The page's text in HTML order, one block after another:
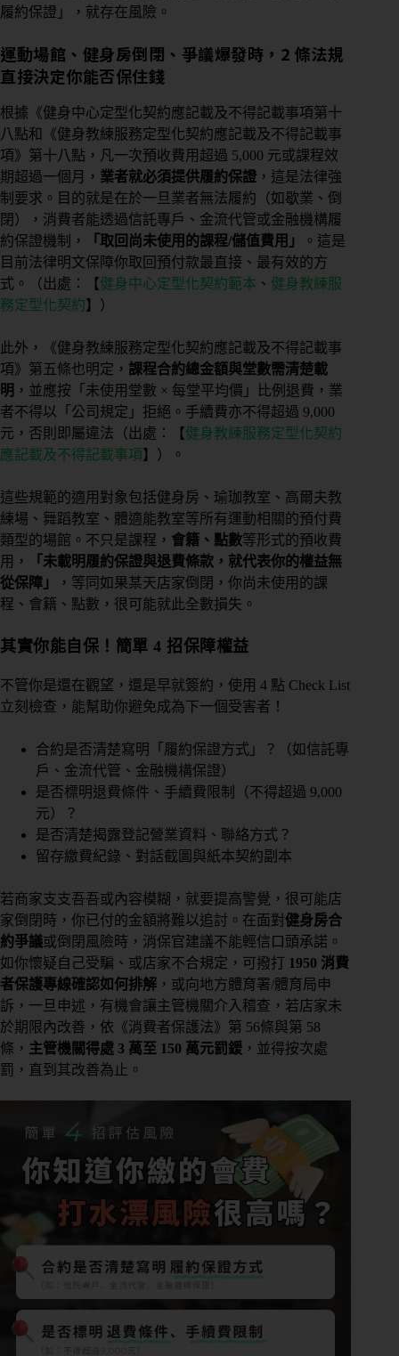
履約保證」，就存在風險。
運動場館、健身房倒閉、爭議爆發時，2 條法規
直接決定你能否保住錢
根據《健身中心定型化契約應記載及不得記載事項第十
八點和《健身教練服務定型化契約應記載及不得記載事
項》第十八點，凡一次預收費用超過 5,000 元或課程效
期超過一個月， 業者就必須提供履約保證 ，這是法律強
制要求。目的就是在於一旦業者無法履約（如歇業、倒
閉），消費者能透過信託專戶、金流代管或金融機構履
約保證機制，
「取回尚未使用的課程/儲值費用」
。這是
目前法律明文保障你取回預付款最直接、最有效的方
式。（出處：【健身中心定型化契約範本 、 健身教練服
務定型化契約】）
此外，《健身教練服務定型化契約應記載及不得記載事
項》第五條也明定， 課程合約總金額與堂數需清楚載
明 ，並應按「未使用堂數 × 每堂平均價」比例退費，業
者不得以「公司規定」拒絕。手續費亦不得超過 9,000
元，否則即屬違法（出處：【健身教練服務定型化契約
應記載及不得記載事項】）。
這些規範的適用對象包括健身房、瑜珈教室、高爾夫教
練場、舞蹈教室、體適能教室等所有運動相關的預付費
類型的場館。不只是課程， 會籍、點數等形式的預收費
用，
「未載明履約保證與退費條款，就代表你的權益無
從保障」
，等同如果某天店家倒閉，你尚未使用的課
程、會籍、點數，很可能就此全數損失。
其實你能自保！簡單 4 招保障權益
不管你是還在觀望，還是早就簽約，使用 4 點 Check List
立刻檢查，能幫助你避免成為下一個受害者！
合約是否清楚寫明「履約保證方式」？（如信託專
戶、金流代管、金融機構保證）
是否標明退費條件、手續費限制（不得超過 9,000
元）？
是否清楚揭露登記營業資料、聯絡方式？
留存繳費紀錄、對話截圖與紙本契約副本
若商家支支吾吾或內容模糊，就要提高警覺，很可能店
家倒閉時，你已付的金額將難以追討。在面對健身房合
約爭議或倒閉風險時，消保官建議不能輕信口頭承諾。
如你懷疑自己受騙、或店家不合規定，可撥打 1950 消費
者保護專線確認如何排解 ，或向地方體育署/體育局申
訴，一旦申述，有機會讓主管機關介入稽查，若店家未
於期限內改善，依《消費者保護法》第 56條與第 58
條， 主管機關得處 3 萬至 150 萬元罰鍰 ，並得按次處
罰，直到其改善為止。